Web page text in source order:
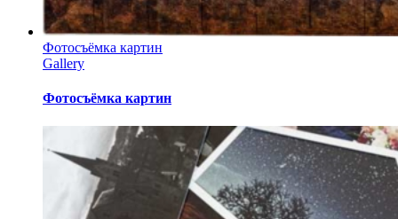
Фотосъёмка картин
Gallery
Фотосъёмка картин